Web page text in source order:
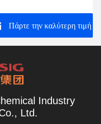
Πάρτε την καλύτερη τιμή
Industry
Ltd.